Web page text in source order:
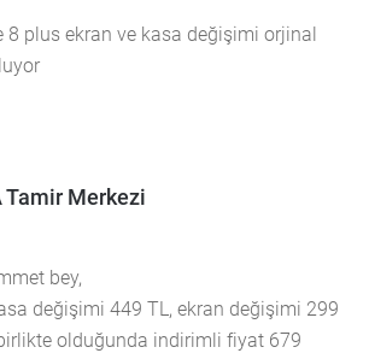
8 plus ekran ve kasa değişimi orjinal
Tamir Merkezi
bey,
değişimi 449 TL, ekran değişimi 299
olduğunda indirimli fiyat 679